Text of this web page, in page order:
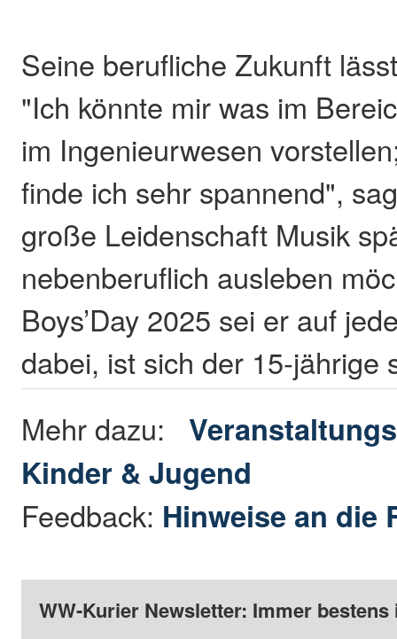
Seine berufliche Zukunft
"Ich könnte mir was im
im Ingenieurwesen
finde ich sehr spannend",
große Leidenschaft Musik
nebenberuflich ausleben
Boys’Day 2025 sei er auf
dabei, ist sich der 15-jährige
Mehr dazu:
Kinder & Jugend
Feedback: Hinweise an die
WW-Kurier Newsletter: Immer